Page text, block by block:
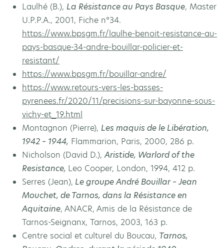
Laulhé (B.), La Résistance au Pays Basque, Master
U.P.P.A., 2001, Fiche n°34.
https://www.bpsgm.fr/laulhe-benoit-resistance-au-
pays-basque-34-andre-bouillar-policier-et-
resistant/
https://www.bpsgm.fr/bouillar-andre/
https://www.retours-vers-les-basses-
pyrenees.fr/2020/11/precisions-sur-bayonne-sous-
vichy-et_19.html
Montagnon (Pierre), Les maquis de le Libération,
1942 – 1944, Flammarion, Paris, 2000, 286 p.
Nicholson (David D.),Aristide, Warlord of the
Resistance, Leo Cooper, London, 1994, 412 p.
Serres (Jean), Le groupe André Bouillar – Jean
Mouchet, de Tarnos, dans la Résistance en
Aquitaine, ANACR, Amis de la Résistance de
Tarnos-Seignanx, Tarnos, 2003, 163 p.
Centre social et culturel du Boucau, Tarnos,